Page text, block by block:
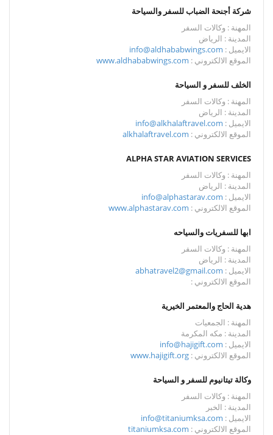
شركة أجنحة الضباب للسفر والسياحة
المهنة : وكالات السفر
المدينة : الرياض
الايميل : info@aldhababwings.com
الموقع الالكتروني : www.aldhababwings.com
الخلف للسفر و السياحة
المهنة : وكالات السفر
المدينة : الرياض
الايميل : info@alkhalaftravel.com
الموقع الالكتروني : alkhalaftravel.com
ALPHA STAR AVIATION SERVICES
المهنة : وكالات السفر
المدينة : الرياض
الايميل : info@alphastarav.com
الموقع الالكتروني : www.alphastarav.com
ابها للسفريات والسياحه
المهنة : وكالات السفر
المدينة : الرياض
الايميل : abhatravel2@gmail.com
الموقع الالكتروني :
هدية الحاج والمعتمر الخيرية
المهنة : الجمعيات
المدينة : مكه المكرمة
الايميل : info@hajigift.com
الموقع الالكتروني : www.hajigift.org
وكالة تيتانيوم للسفر و السياحة
المهنة : وكالات السفر
المدينة : الخبر
الايميل : info@titaniumksa.com
الموقع الالكتروني : titaniumksa.com